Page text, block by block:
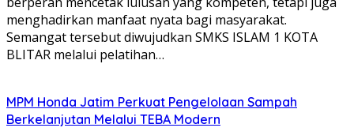
menghadirkan manfaat nyata bagi masyarakat.
Semangat tersebut diwujudkan SMKS ISLAM 1 KOTA
BLITAR melalui pelatihan…
MPM Honda Jatim Perkuat Pengelolaan Sampah
Berkelanjutan Melalui TEBA Modern